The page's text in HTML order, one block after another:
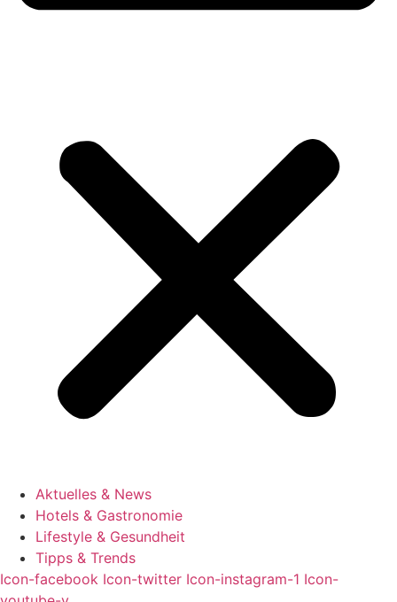
Aktuelles & News
Hotels & Gastronomie
Lifestyle & Gesundheit
Tipps & Trends
Icon-facebook Icon-twitter Icon-instagram-1 Icon-